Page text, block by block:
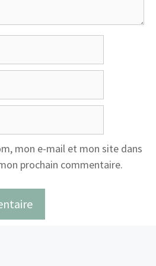
mon e-mail et mon site dans
prochain commentaire.